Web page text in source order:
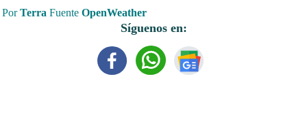
PorTerra Fuente OpenWeather
Síguenos en: